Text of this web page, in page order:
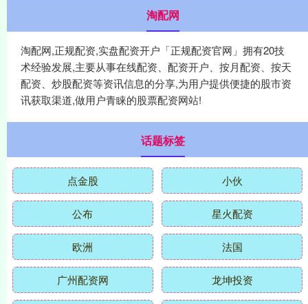
淘配网
淘配网,正规配资,实盘配资开户「正规配资官网」拥有20技
术经验发展,主要从事在线配资、配资开户、按月配资、按天
配资、炒股配资等资讯信息的分享,为用户提供便捷的股市资
讯获取渠道,做用户青睐的股票配资网站!
话题标签
点金股 小伙
公布 星火配资
欧洲 法国
广州配资网 龙坤投资